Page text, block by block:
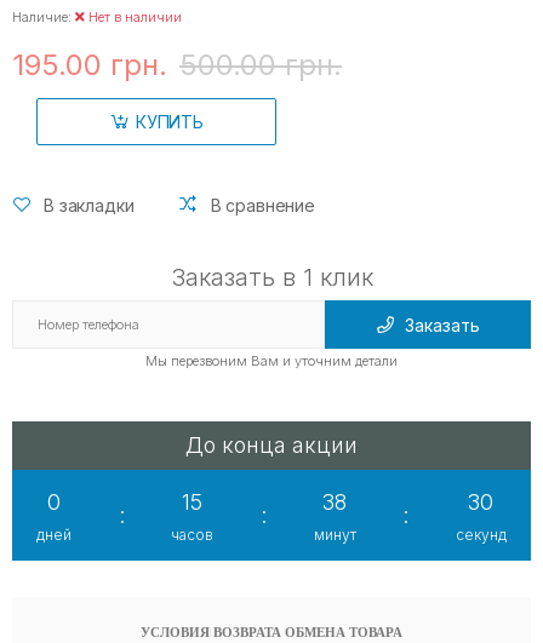
Наличие: Нет в наличии
195.00 грн. 500.00 грн.
КУПИТЬ
В закладки В сравнение
Заказать в 1 клик
Заказать
Мы перезвоним Вам и уточним детали
До конца акции
0
дней
:
15
часов
:
38
минут
:
29
секунд
УСЛОВИЯ ВОЗВРАТА ОБМЕНА ТОВАРА